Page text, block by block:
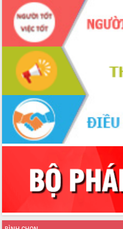
để phát triển du lịch Đắk Lắk
Khởi động Dự án Đầu tư xây dựng hạ
tầng kỹ thuật Cụm công nghiệp Tân
Tiến
Gặp mặt các cơ quan báo chí nhân Kỷ
niệm 101 năm Ngày Báo chí Cách
mạng Việt Nam
Đắk Lắk sơ kết 4 năm triển khai thực
hiện Đề án 06 của Chính phủ
Họp báo thông tin về Hội nghị Công bố
Quy hoạch và Xúc tiến đầu tư tỉnh Đắk
Lắk
Khơi thông điểm nghẽn, đẩy nhanh
HĐND tỉnh thông qua điều chỉnh Quy
hoạch tỉnh thời kỳ 2021-2030
Hội thảo góp ý hồ sơ điều chỉnh quy
hoạch tỉnh Đắk Lắk thời kỳ 2021-2030,
Nâng cao hiệu quả hoạt động của các